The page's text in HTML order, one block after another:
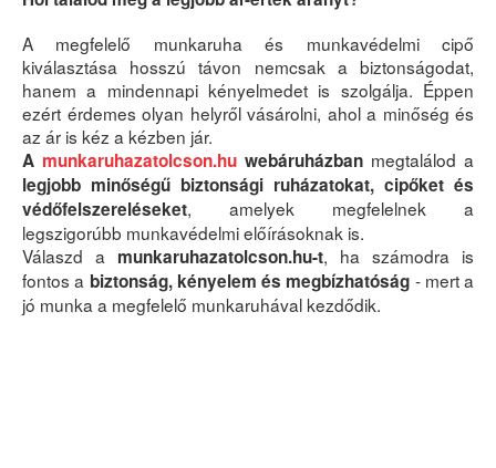
A megfelelő munkaruha és munkavédelmi cipő
kiválasztása hosszú távon nemcsak a biztonságodat,
hanem a mindennapi kényelmedet is szolgálja. Éppen
ezért érdemes olyan helyről vásárolni, ahol a minőség és
az ár is kéz a kézben jár.
A munkaruhazatolcson.hu webáruházban megtalálod a
legjobb minőségű biztonsági ruházatokat, cipőket és
védőfelszereléseket, amelyek megfelelnek a
legszigorúbb munkavédelmi előírásoknak is.
Válaszd a munkaruhazatolcson.hu-t, ha számodra is
fontos a biztonság, kényelem és megbízhatóság - mert a
jó munka a megfelelő munkaruhával kezdődik.